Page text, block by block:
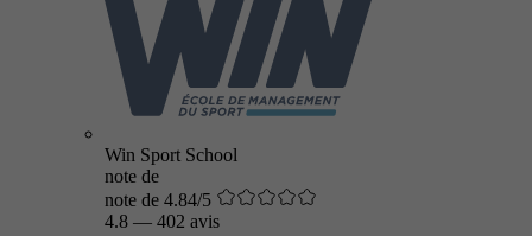
Win Sport School
note de
note de 4.84/5
4.8 — 402 avis